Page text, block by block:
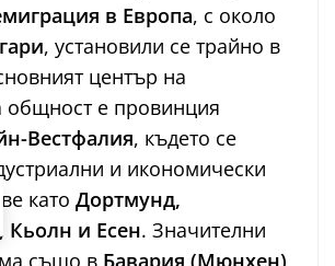
в Европа, с около
, установили се трайно в
център на
общност е провинция
Вестфалия, където се
и икономически
като Дортмунд,
и Есен. Значителни